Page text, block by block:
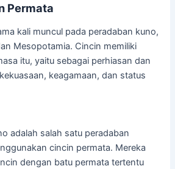
Permata
kali muncul pada peradaban kuno,
Mesopotamia. Cincin memiliki
itu, yaitu sebagai perhiasan dan
keagamaan, dan status
adalah salah satu peradaban
cincin permata. Mereka
dengan batu permata tertentu